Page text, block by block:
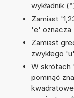
wykładnik (^)
Zamiast
'e' oznacza
Zamiast
zwykłego
W skrótach
pominąć